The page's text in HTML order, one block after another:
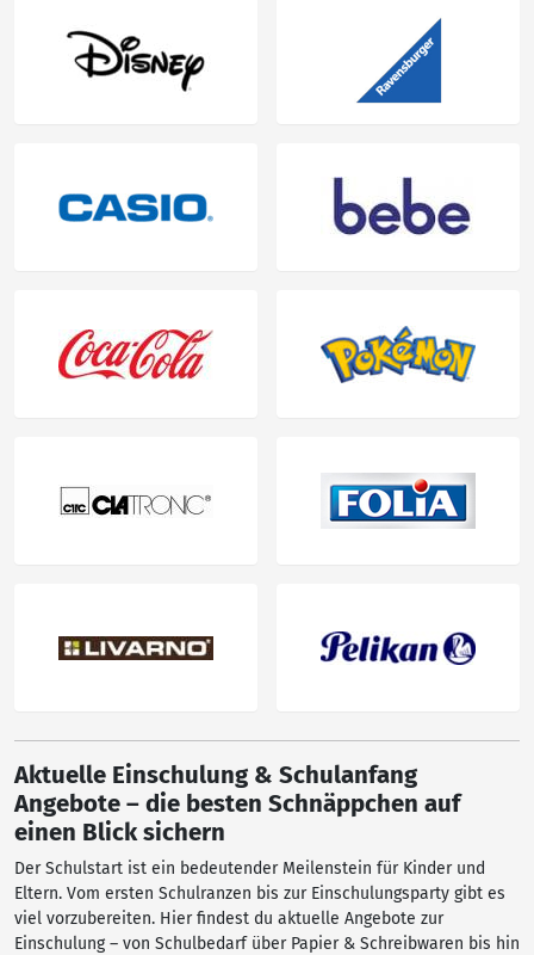
Aktuelle Einschulung & Schulanfang
Angebote – die besten Schnäppchen auf
einen Blick sichern
Der Schulstart ist ein bedeutender Meilenstein für Kinder und
Eltern. Vom ersten Schulranzen bis zur Einschulungsparty gibt es
viel vorzubereiten. Hier findest du aktuelle Angebote zur
Einschulung – von Schulbedarf über Papier & Schreibwaren bis hin